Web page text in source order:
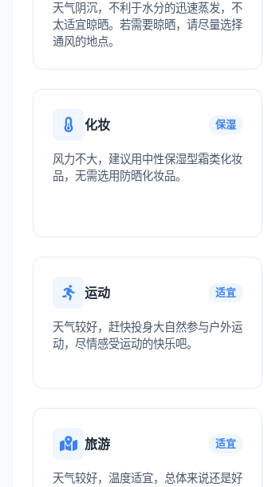
天气阴沉，不利于水分的迅速蒸发，不
太适宜晾晒。若需要晾晒，请尽量选择
通风的地点。
化妆 保湿
风力不大，建议用中性保湿型霜类化妆
品，无需选用防晒化妆品。
运动 适宜
天气较好，赶快投身大自然参与户外运
动，尽情感受运动的快乐吧。
旅游 适宜
天气较好，温度适宜，总体来说还是好